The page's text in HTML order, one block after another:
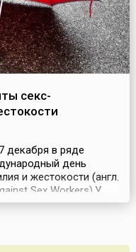
секс-
декабря в ряде
день
и жестокости (англ.
Sex Workers).У
общества на
получивша...